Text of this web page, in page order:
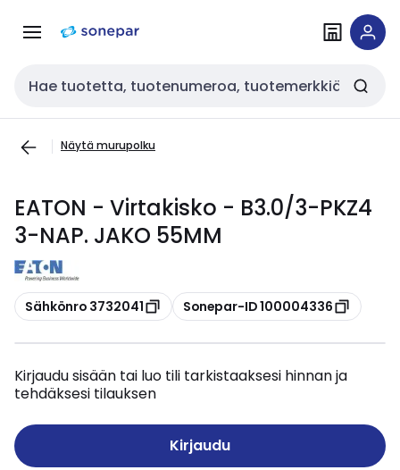
navigointiinsisältöön
Haku
Näytä murupolku
EATON - Virtakisko - B3.0/3-PKZ4
3-NAP. JAKO 55MM
Kopioi
Sähkönro 3732041 Kopioi
Sonepar-ID 100004336
Kirjaudu sisään tai luo tili tarkistaaksesi hinnan ja
tehdäksesi tilauksen
Kirjaudu